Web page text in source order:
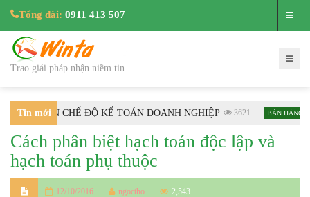
Tổng đài: 0911 413 507
Trao giải pháp nhận niềm tin
Tin mới
nhất
DẪN CHẾ ĐỘ KẾ TOÁN DOANH NGHIỆP 3621 BÁN HÀNG
Cách phân biệt hạch toán độc lập và
hạch toán phụ thuộc
12/10/2016 ngoctho 2,543